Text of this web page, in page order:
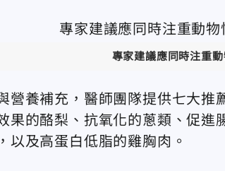
專家建議應同時注重
營養補充，醫師團隊提供七大推
果的酪梨、抗氧化的蔥類、促進
以及高蛋白低脂的雞胸肉。